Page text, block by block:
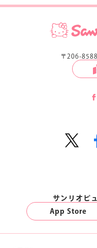
〒206-
サンリオピ
App Store